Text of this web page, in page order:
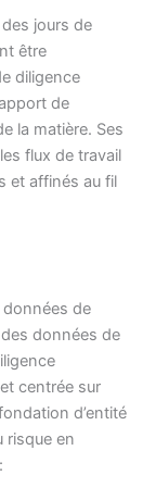
jours de
être
diligence
de
la matière. Ses
flux de travail
et affinés au fil
données de
données de
centrée sur
d’entité
risque en